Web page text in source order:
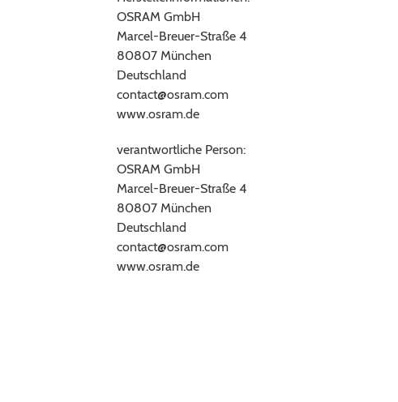
OSRAM GmbH
Marcel-Breuer-Straße 4
80807 München
Deutschland
contact@osram.com
www.osram.de
verantwortliche Person:
OSRAM GmbH
Marcel-Breuer-Straße 4
80807 München
Deutschland
contact@osram.com
www.osram.de